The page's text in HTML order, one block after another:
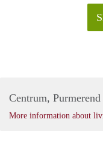
Centrum, Purmerend
More information about